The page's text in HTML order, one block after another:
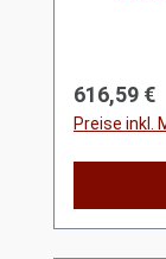
Regulärer
616,59 €
Preise inkl.